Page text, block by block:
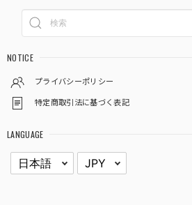
NOTICE
プライバシーポリシー
特定商取引法に基づく表記
LANGUAGE